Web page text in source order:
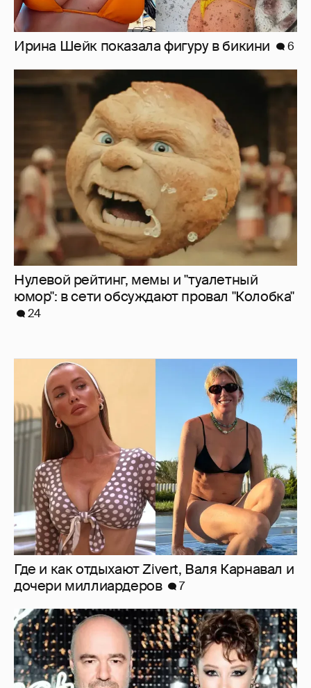
Ирина Шейк показала фигуру в бикини 6
Нулевой рейтинг, мемы и "туалетный
юмор": в сети обсуждают провал "Колобка"
24
Где и как отдыхают Zivert, Валя Карнавал и
дочери миллиардеров
7